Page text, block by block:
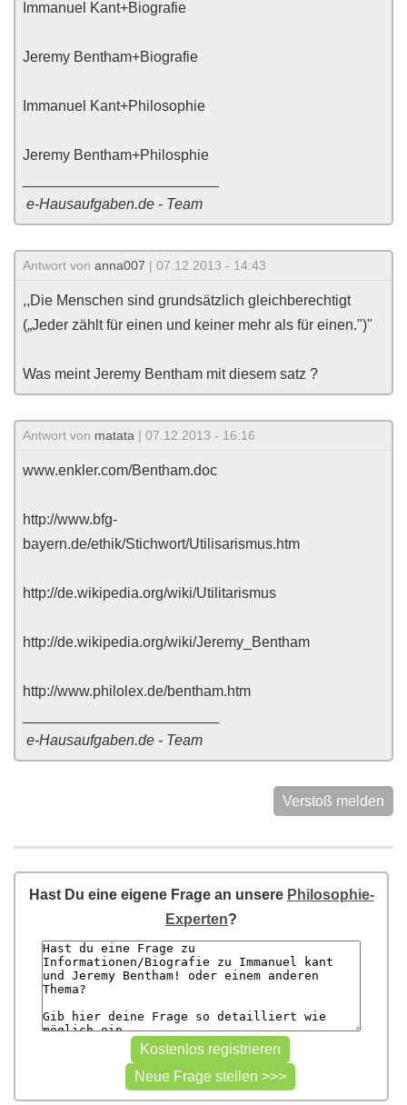
Immanuel Kant+Biografie
Jeremy Bentham+Biografie
Immanuel Kant+Philosophie
Jeremy Bentham+Philosphie
e-Hausaufgaben.de - Team
Antwort von anna007 | 07.12.2013 - 14:43
,,Die Menschen sind grundsätzlich gleichberechtigt
(„Jeder zählt für einen und keiner mehr als für einen.")"
Was meint Jeremy Bentham mit diesem satz ?
Antwort von matata | 07.12.2013 - 16:16
www.enkler.com/Bentham.doc
‎http://www.bfg-
bayern.de/ethik/Stichwort/Utilisarismus.htm
http://de.wikipedia.org/wiki/Utilitarismus
http://de.wikipedia.org/wiki/Jeremy_Bentham
http://www.philolex.de/bentham.htm
e-Hausaufgaben.de - Team
Verstoß melden
Hast Du eine eigene Frage an unsere Philosophie-
Experten?